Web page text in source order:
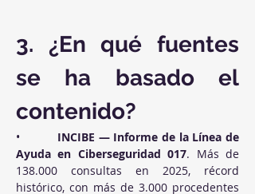
3. ¿En qué fuentes
se ha basado el
contenido?
• INCIBE — Informe de la Línea de
Ayuda en Ciberseguridad 017. Más de
138.000 consultas en 2025, récord
histórico, con más de 3.000 procedentes